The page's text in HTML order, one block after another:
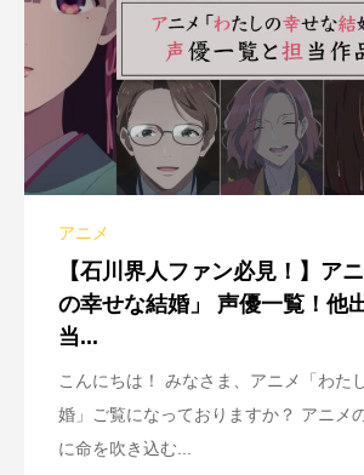
アニメ
【石川界人ファン必見！】ア
の幸せな結婚」 声優一覧！他
当...
こんにちは！ みなさま、アニメ「わた
婚」ご覧になっておりますか？ アニメ
に命を吹き込む...